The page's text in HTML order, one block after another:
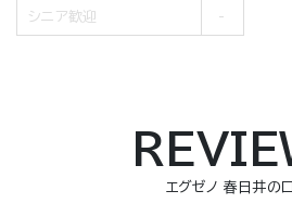
シニア歓迎
エグゼノ 春日井の